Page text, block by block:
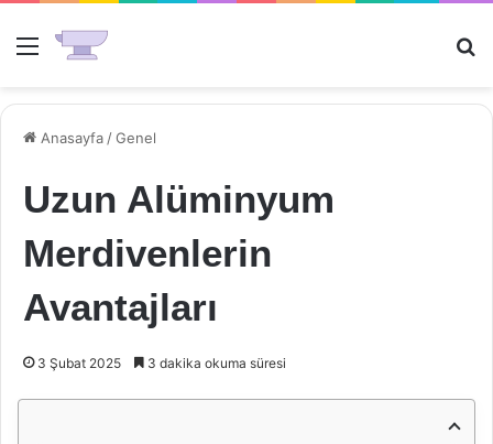
Menü
Anasayfa /Genel
Uzun Alüminyum
Merdivenlerin
Avantajları
3 Şubat 2025 3 dakika okuma süresi